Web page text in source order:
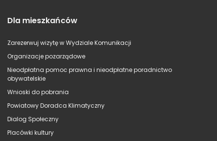
Dla mieszkańców
Zarezerwuj wizytę w Wydziale Komunikacji
Organizacje pozarządowe
Nieodpłatna pomoc prawna i nieodpłatne poradnictwo
obywatelskie
Wnioski do pobrania
Powiatowy Doradca Klimatyczny
Dialog Społeczny
Placówki kultury